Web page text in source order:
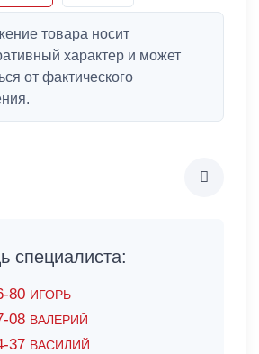
товара носит
характер и может
от фактического
специалиста:
80 ИГОРЬ
08 ВАЛЕРИЙ
37 ВАСИЛИЙ